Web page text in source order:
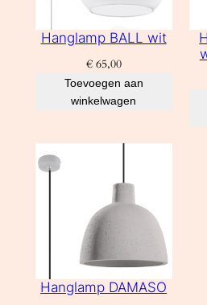
Hanglamp BALL wit
€65,00
Toevoegen aan
winkelwagen
Hanglamp DAMASO